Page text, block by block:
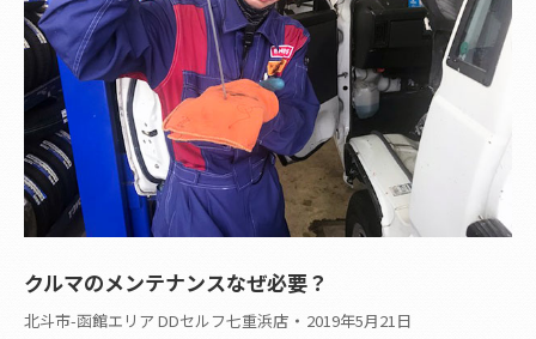
クルマのメンテナンスなぜ必要？
北斗市-函館エリア DDセルフ七重浜店 2019年5月21日